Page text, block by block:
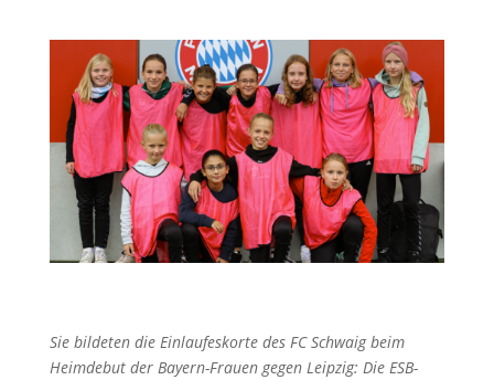
Sie bildeten die Einlaufeskorte des FC Schwaig beim
Heimdebut der Bayern-Frauen gegen Leipzig: Die ESB-